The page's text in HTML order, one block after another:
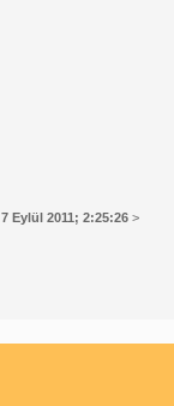
7 Eylül 2011; 2:25:26 >